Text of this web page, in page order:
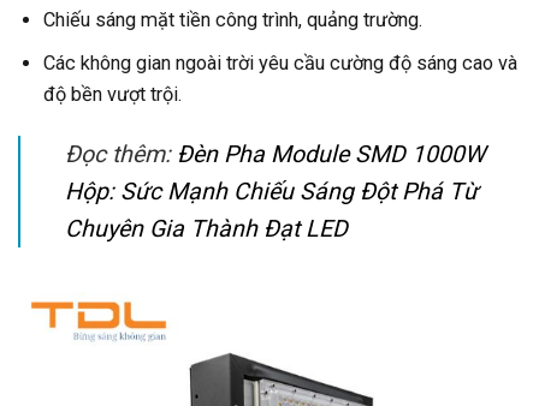
Chiếu sáng mặt tiền công trình, quảng trường.
Các không gian ngoài trời yêu cầu cường độ sáng cao và
độ bền vượt trội.
Đọc thêm: Đèn Pha Module SMD 1000W
Hộp: Sức Mạnh Chiếu Sáng Đột Phá Từ
Chuyên Gia Thành Đạt LED